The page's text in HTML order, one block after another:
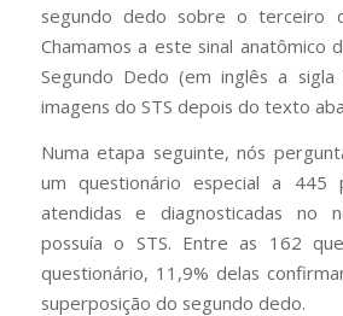
segundo dedo sobre o terceiro
Chamamos a este sinal anatômico
Segundo Dedo (em inglês a sigla
imagens do STS depois do texto
Numa etapa seguinte, nós
um questionário especial a 445
atendidas e diagnosticadas no
possuía o STS. Entre as 162
questionário, 11,9% delas
superposição do segundo dedo.